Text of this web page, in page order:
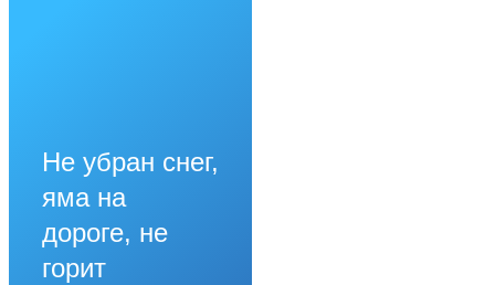
Не убран снег,
яма на
дороге, не
горит